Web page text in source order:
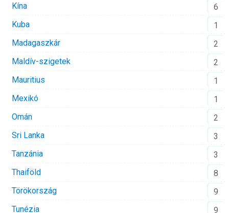
Kína
6
Kuba
1
Madagaszkár
2
Maldív-szigetek
2
Mauritius
1
Mexikó
1
Omán
2
Sri Lanka
3
Tanzánia
3
Thaiföld
8
Törökország
9
Tunézia
9